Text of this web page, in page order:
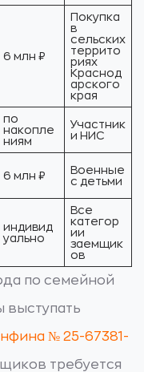
6 млн ₽
Покупка
в
сельских
террито
риях
Краснод
арского
края
по
накопле
ниям
Участник
и НИС
6 млн ₽
Военные
с детьми
индивид
уально
Все
категор
ии
заемщик
ов
по семейной
выступать
№ 25-67381-
требуется